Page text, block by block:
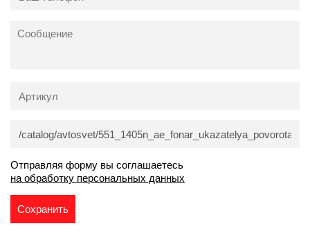
Отправляя форму вы соглашаетесь
на обработку персональных данных